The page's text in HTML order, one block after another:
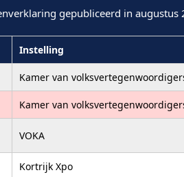
gepubliceerd in augustus
Instelling
Kamer van
Kamer van
VOKA
Kortrijk Xpo